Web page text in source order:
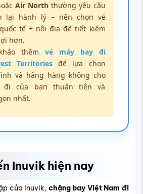
Air North thường yêu cầu
lại hành lý – nên chọn vé
tế + nội địa để tiết kiệm
hơn.
thêm vé máy bay đi
Territoriesđể lựa chọn
và hãng hàng không cho
đi của bạn thuận tiện và
nhất.
Inuvik hiện nay
của Inuvik, chặng bay Việt Nam đi